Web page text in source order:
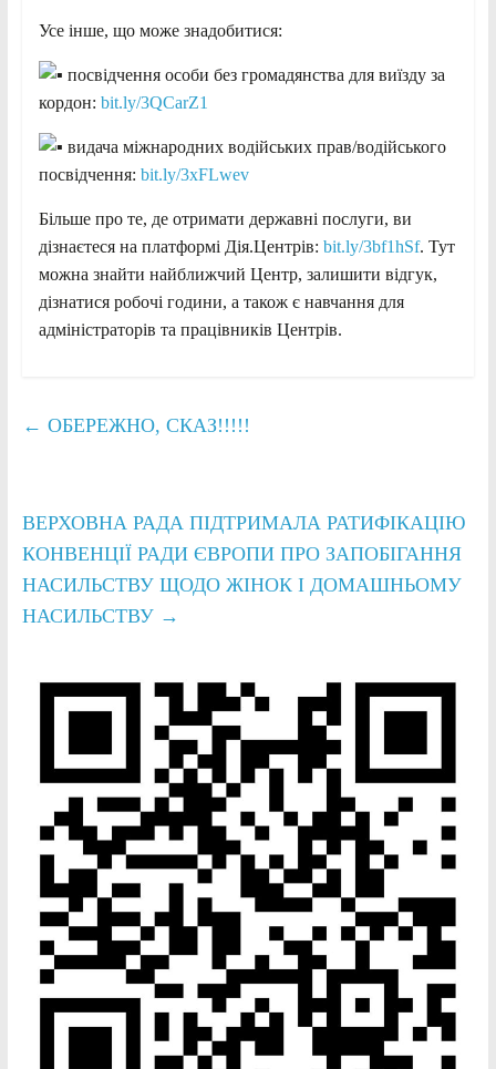
Усе інше, що може знадобитися:
посвідчення особи без громадянства для виїзду за
кордон: bit.ly/3QCarZ1
видача міжнародних водійських прав/водійського
посвідчення: bit.ly/3xFLwev
Більше про те, де отримати державні послуги, ви
дізнаєтеся на платформі Дія.Центрів: bit.ly/3bf1hSf. Тут
можна знайти найближчий Центр, залишити відгук,
дізнатися робочі години, а також є навчання для
адміністраторів та працівників Центрів.
← ОБЕРЕЖНО, СКАЗ!!!!!
ВЕРХОВНА РАДА ПІДТРИМАЛА РАТИФІКАЦІЮ
КОНВЕНЦІЇ РАДИ ЄВРОПИ ПРО ЗАПОБІГАННЯ
НАСИЛЬСТВУ ЩОДО ЖІНОК І ДОМАШНЬОМУ
НАСИЛЬСТВУ →